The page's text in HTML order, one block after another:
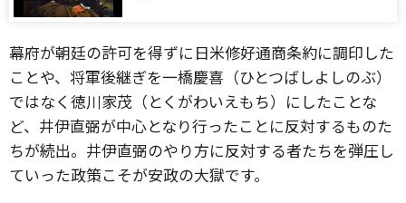
幕府が朝廷の許可を得ずに日米修好通商条約に調印した
ことや、将軍後継ぎを一橋慶喜（ひとつばしよしのぶ）
ではなく徳川家茂（とくがわいえもち）にしたことな
ど、井伊直弼が中心となり行ったことに反対するものた
ちが続出。井伊直弼のやり方に反対する者たちを弾圧し
ていった政策こそが安政の大獄です。